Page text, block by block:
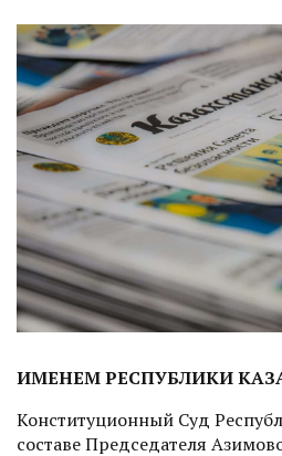
ИМЕНЕМ РЕСПУБЛИКИ
Конституционный Суд
составе Председателя